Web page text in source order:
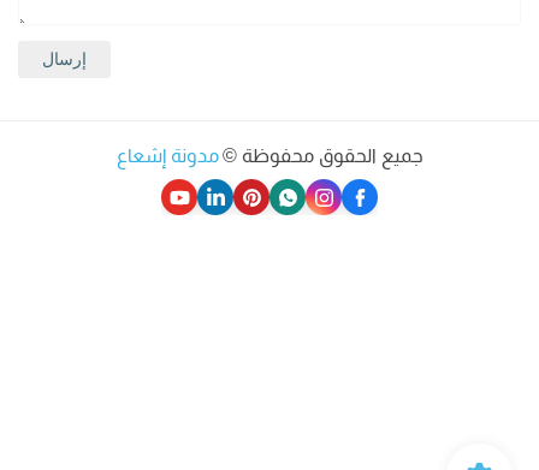
جميع الحقوق محفوظة © مدونة إشعاع